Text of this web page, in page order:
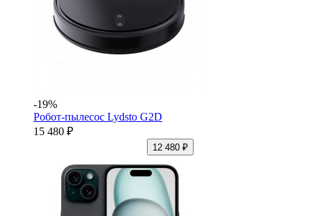
-19%
Робот-пылесос Lydsto G2D
15 480 ₽
12 480 ₽